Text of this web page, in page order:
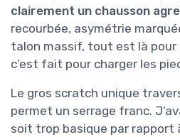
clairement un chausson
recourbée, asymétrie
talon massif, tout est là pour
c’est fait pour charger les
Le gros scratch unique
permet un serrage franc.
soit trop basique par rapport